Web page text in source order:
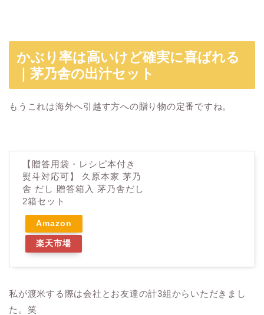
かぶり率は高いけど確実に喜ばれる
｜茅乃舎の出汁セット
もうこれは海外へ引越す方への贈り物の定番ですね。
【贈答用袋・レシピ本付き
熨斗対応可】 久原本家 茅乃
舎 だし 贈答箱入 茅乃舎だし
2箱セット
Amazon
楽天市場
私が渡米する際は会社とお友達の計3組からいただきまし
た。笑